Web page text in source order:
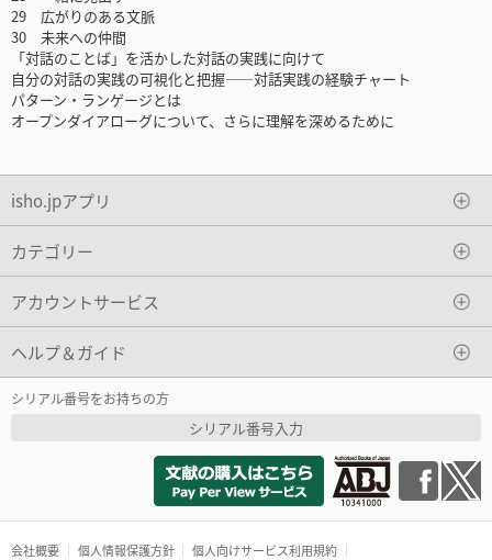
29 広がりのある文脈
30 未来への仲間
「対話のことば」を活かした対話の実践に向けて
自分の対話の実践の可視化と把握――対話実践の経験チャート
パターン・ランゲージとは
オープンダイアローグについて、さらに理解を深めるために
isho.jpアプリ
カテゴリー
アカウントサービス
ヘルプ＆ガイド
シリアル番号をお持ちの方
シリアル番号入力
会社概要 個人情報保護方針 個人向けサービス利用規約